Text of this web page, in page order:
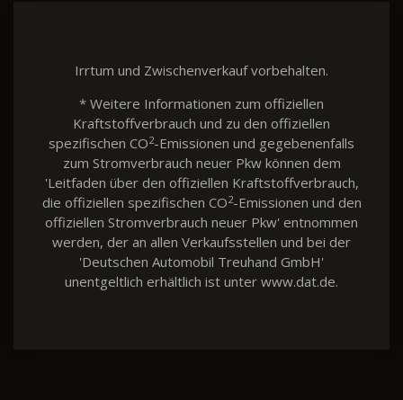
Irrtum und Zwischenverkauf vorbehalten.
* Weitere Informationen zum offiziellen
Kraftstoffverbrauch und zu den offiziellen
spezifischen CO2-Emissionen und gegebenenfalls
zum Stromverbrauch neuer Pkw können dem
'Leitfaden über den offiziellen Kraftstoffverbrauch,
die offiziellen spezifischen CO2-Emissionen und den
offiziellen Stromverbrauch neuer Pkw' entnommen
werden, der an allen Verkaufsstellen und bei der
'Deutschen Automobil Treuhand GmbH'
unentgeltlich erhältlich ist unter www.dat.de.